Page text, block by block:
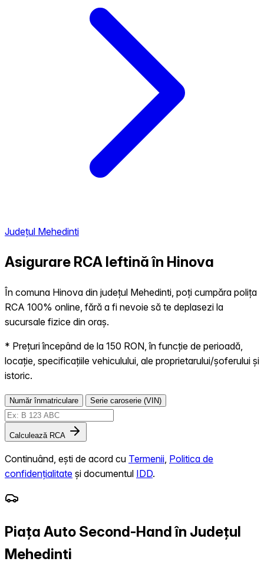
Județul Mehedinti
Asigurare RCA Ieftină în Hinova
În comuna Hinova din județul Mehedinti, poți cumpăra polița
RCA 100% online, fără a fi nevoie să te deplasezi la
sucursale fizice din oraș.
* Prețuri începând de la 150 RON, în funcție de perioadă,
locație, specificațiile vehiculului, ale proprietarului/șoferului și
istoric.
Număr înmatriculare Serie caroserie (VIN)
Calculează RCA
Continuând, ești de acord cu Termenii Politica de
confidențialitate și documentul IDD.
Piața Auto Second-Hand în Județul
Mehedinti